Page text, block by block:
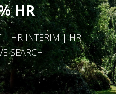
HR
| HR INTERIM | HR
SEARCH